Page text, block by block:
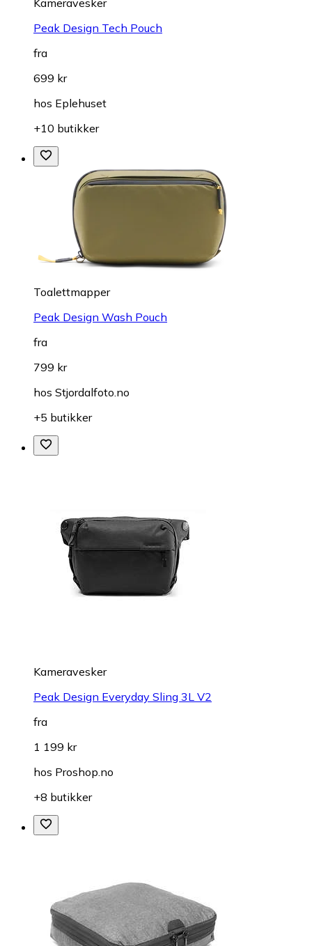
Kameravesker
Peak Design Tech Pouch
fra
699 kr
hos Eplehuset
+10 butikker
Toalettmapper
Peak Design Wash Pouch
fra
799 kr
hos Stjordalfoto.no
+5 butikker
Kameravesker
Peak Design Everyday Sling 3L V2
fra
1 199 kr
hos Proshop.no
+8 butikker